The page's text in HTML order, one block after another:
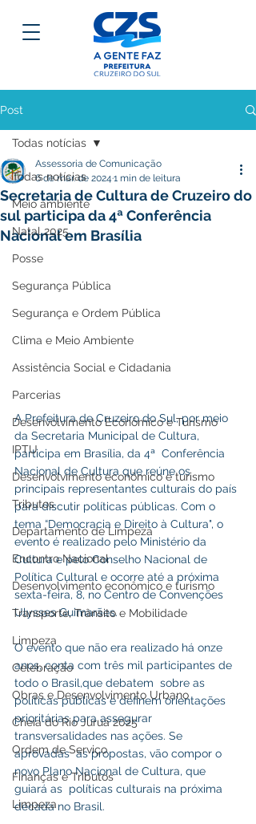
Post
Todas notícias
Meio ambiente
Natal 2025
Posse
Segurança Pública
Segurança e Ordem Pública
Clima e Meio Ambiente
Assistência Social e Cidadania
Parcerias
Desenvolvimento Econômico e Turismo
IPTU
Desenvolvimento econômico e turismo
Tributos
Departamento de Limpeza
Encontro Nacional
Desenvolvimento econômico e turismo
Transporte, Trânsito e Mobilidade
Limpeza
Celebração
Obras e Desenvolvimento Urbano
Cheia do Rio Juruá 2025
Ordem de Serviço
Finanças e Tributos
Limpeza
Todas notícias
Secretaria de Cultura de Cruzeiro do
sul participa da 4ª Conferência
Nacional em Brasília
Assessoria de Comunicação
6 de mar. de 2024 1 min de leitura
A Prefeitura de Cruzeiro do Sul, por meio
da Secretaria Municipal de Cultura,
participa em Brasília, da 4ª  Conferência
Nacional de Cultura que reúne os
principais representantes culturais do país
para discutir políticas públicas. Com o
tema “Democracia e Direito à Cultura", o
evento é realizado pelo Ministério da
Cultura e pelo Conselho Nacional de
Política Cultural e ocorre até a próxima
sexta-feira, 8, no Centro de Convenções
Ulysses Guimarães.
O evento que não era realizado há onze
anos, conta com três mil participantes de
todo o Brasil,que debatem  sobre as
políticas públicas e definem orientações
prioritárias para assegurar
transversalidades nas ações. Se
aprovadas  as propostas, vão compor o
novo Plano Nacional de Cultura, que
guiará as  políticas culturais na próxima
década no Brasil.